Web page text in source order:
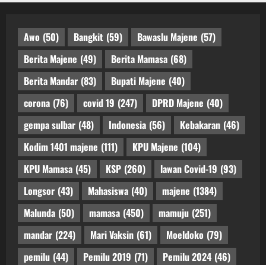
Awo (50) Bangkit (59) Bawaslu Majene (57)
Berita Majene (49) Berita Mamasa (68)
Berita Mandar (83) Bupati Majene (40)
corona (76) covid 19 (247) DPRD Majene (40)
gempa sulbar (48) Indonesia (56) Kebakaran (46)
Kodim 1401 majene (111) KPU Majene (104)
KPU Mamasa (45) KSP (260) lawan Covid-19 (93)
Longsor (43) Mahasiswa (40) majene (1384)
Malunda (50) mamasa (450) mamuju (251)
mandar (224) Mari Vaksin (61) Moeldoko (79)
pemilu (44) Pemilu 2019 (71) Pemilu 2024 (46)